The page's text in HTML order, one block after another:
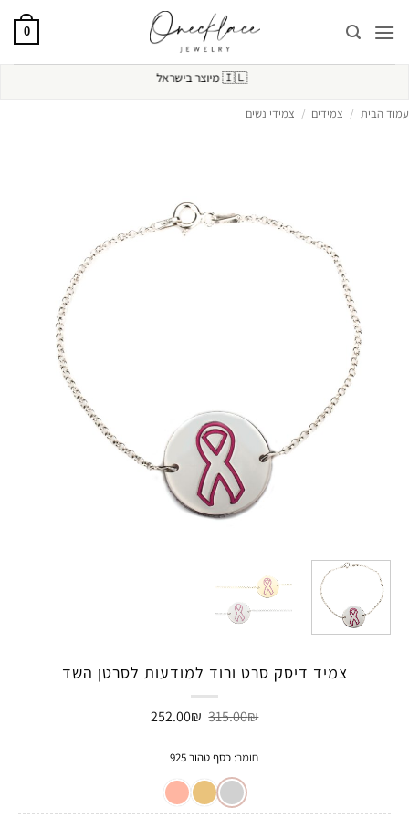
0
🇮🇱מיוצר בישראל
עמוד הבית / צמידים / צמידי נשים
צמיד דיסק סרט ורוד למודעות לסרטן השד
315.00₪ המחיר
315.00₪.
252.00₪ המחיר
חומר:כסף טהור 925